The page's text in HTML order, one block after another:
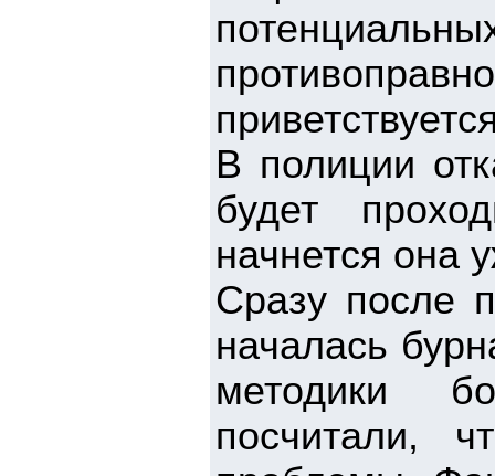
В полиции
будет
начнется она
Сразу после
началась
методики
посчитали,